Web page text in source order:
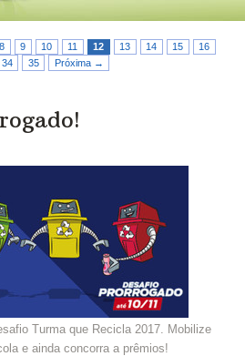
8 9 10 11 12 13 14 15
16
34 35 Próxima →
Turma que Recicla 2017. Mobilize
e ainda concorra a prêmios!